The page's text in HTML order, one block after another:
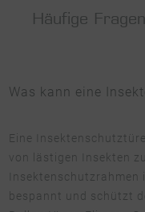
Häufige
Was kann eine
Eine
von lästigen Insekten
Insektenschutzrahmen
bespannt und schützt